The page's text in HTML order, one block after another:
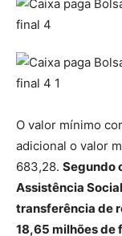
O valor mínimo
adicional o valor
683,28. Segundo
Assistência
transferência de
18,65 milhões de